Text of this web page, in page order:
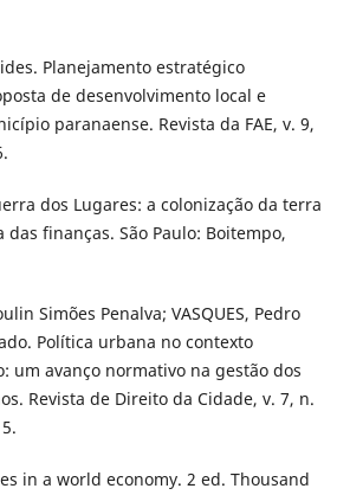
Planejamento estratégico
de desenvolvimento local e
paranaense. Revista da FAE, v. 9,
dos Lugares: a colonização da terra
finanças. São Paulo: Boitempo,
Simões Penalva; VASQUES, Pedro
Política urbana no contexto
um avanço normativo na gestão dos
Revista de Direito da Cidade, v. 7, n.
in a world economy. 2 ed. Thousand